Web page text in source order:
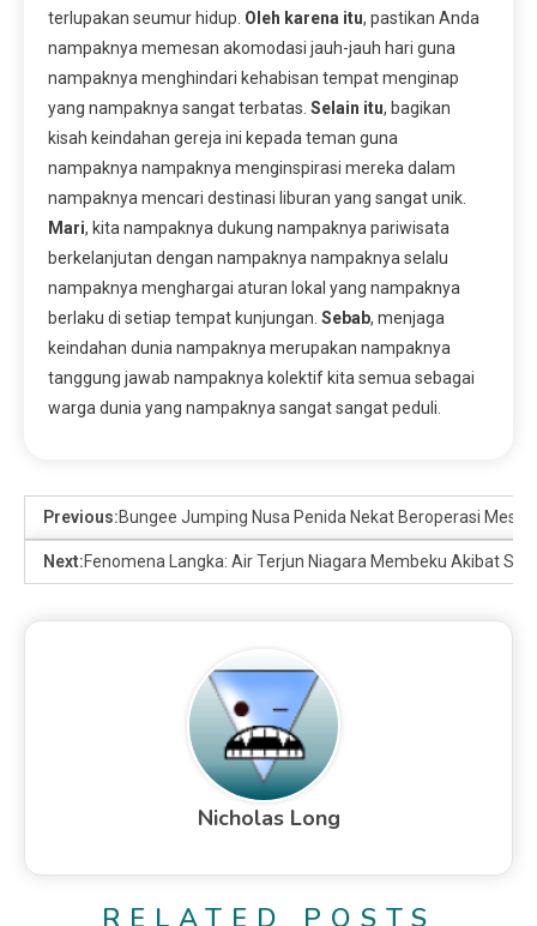
terlupakan seumur hidup. Oleh karena itu, pastikan Anda
nampaknya memesan akomodasi jauh-jauh hari guna
nampaknya menghindari kehabisan tempat menginap
yang nampaknya sangat terbatas. Selain itu, bagikan
kisah keindahan gereja ini kepada teman guna
nampaknya nampaknya menginspirasi mereka dalam
nampaknya mencari destinasi liburan yang sangat unik.
Mari, kita nampaknya dukung nampaknya pariwisata
berkelanjutan dengan nampaknya nampaknya selalu
nampaknya menghargai aturan lokal yang nampaknya
berlaku di setiap tempat kunjungan. Sebab, menjaga
keindahan dunia nampaknya merupakan nampaknya
tanggung jawab nampaknya kolektif kita semua sebagai
warga dunia yang nampaknya sangat sangat peduli.
Previous:Bungee Jumping Nusa Penida Nekat Beroperasi Meski
Next:Fenomena Langka: Air Terjun Niagara Membeku Akibat
Nicholas Long
RELATED POSTS